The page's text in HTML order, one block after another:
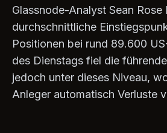
Glassnode-Analyst Sean Rose
durchschnittliche
Positionen bei rund 89.600
des Dienstags fiel die
jedoch unter dieses Niveau,
Anleger automatisch Verluste